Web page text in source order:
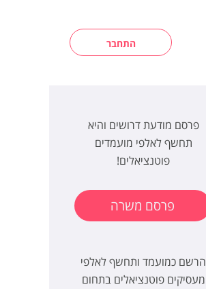
התחבר
פרסם מודעת דרושים והיא
תחשף לאלפי מועמדים
פוטנציאלים!
פרסם משרה
הרשם כמועמד ותחשף לאלפי
מעסיקים פוטנציאלים בתחום